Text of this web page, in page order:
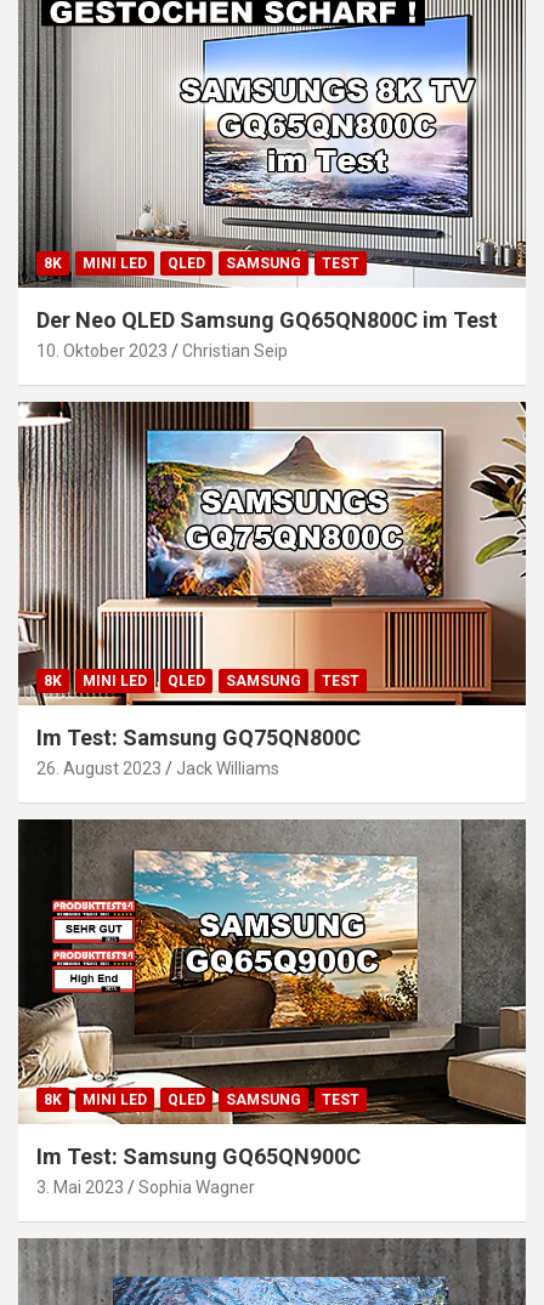
8K MINI LED QLED SAMSUNG TEST
Der Neo QLED Samsung GQ65QN800C im Test
10. Oktober 2023 Christian Seip
8K MINI LED QLED SAMSUNG TEST
Im Test: Samsung GQ75QN800C
26. August 2023 Jack Williams
8K MINI LED QLED SAMSUNG TEST
Im Test: Samsung GQ65QN900C
3. Mai 2023 Sophia Wagner